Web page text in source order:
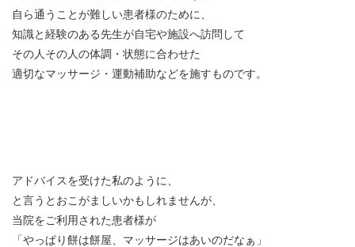
自ら通うことが難しい患者様のために、
知識と経験のある先生が自宅や施設へ訪問して
その人その人の体調・状態に合わせた
適切なマッサージ・運動補助などを施すものです。
アドバイスを受けた私のように、
と言うとおこがましいかもしれませんが、
当院をご利用された患者様が
「やっぱり餅は餅屋、マッサージはあいのだなぁ」